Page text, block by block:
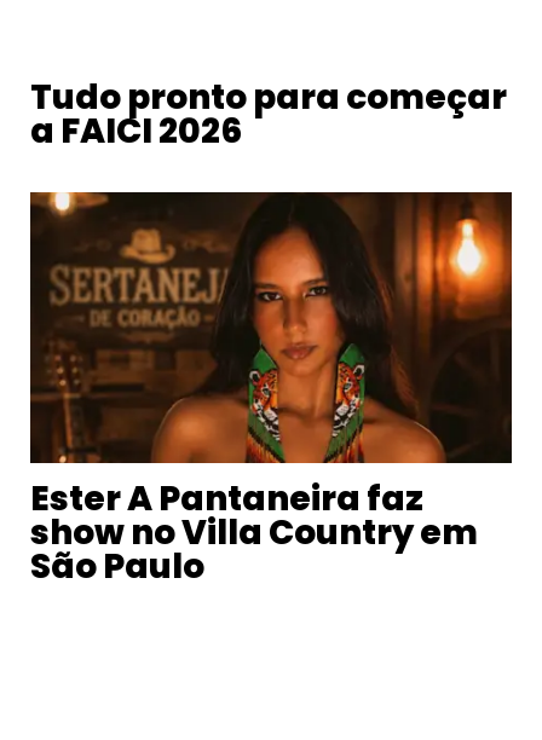
Tudo pronto para começar
a FAICI 2026
Ester A Pantaneira faz
show no Villa Country em
São Paulo